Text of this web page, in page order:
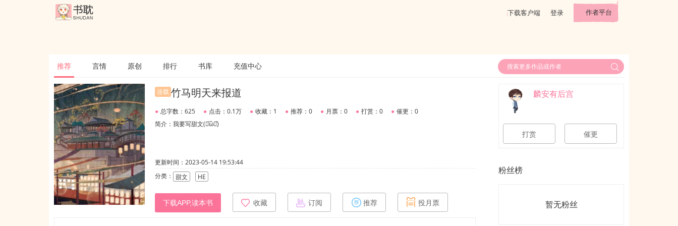
下载客户端 登录 作者平台
推荐 言情 原创 排行 书库 充值中心
连载 竹马明天来报道
● 总字数：625 ● 点击：0.1万 ● 收藏：1 ● 推荐：0 ● 月票：0 ● 打赏：0 ● 催更：0
简介：我要写甜文(･᷄ὢ･᷅)
更新时间：2023-05-14 19:53:44
分类： 甜文 HE
下载APP,读本书 收藏 订阅 推荐 投月票
麟安有后宫
打赏 催更
粉丝榜
暂无粉丝